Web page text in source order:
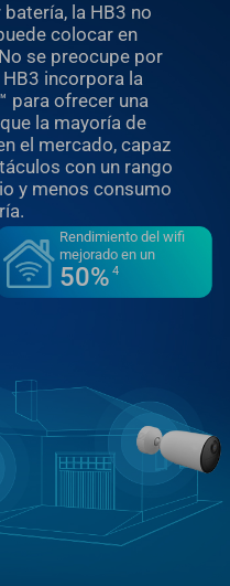
la HB3 no
colocar en
se preocupe por
incorpora la
para ofrecer una
la mayoría de
el mercado, capaz
con un rango
y menos consumo
Rendimiento del wifi
mejorado en un
50% 4